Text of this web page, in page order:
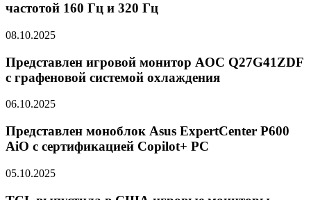
частотой 160 Гц и 320 Гц
08.10.2025
Представлен игровой монитор AOC Q27G41ZDF
с графеновой системой охлаждения
06.10.2025
Представлен моноблок Asus ExpertCenter P600
AiO с сертификацией Copilot+ PC
05.10.2025